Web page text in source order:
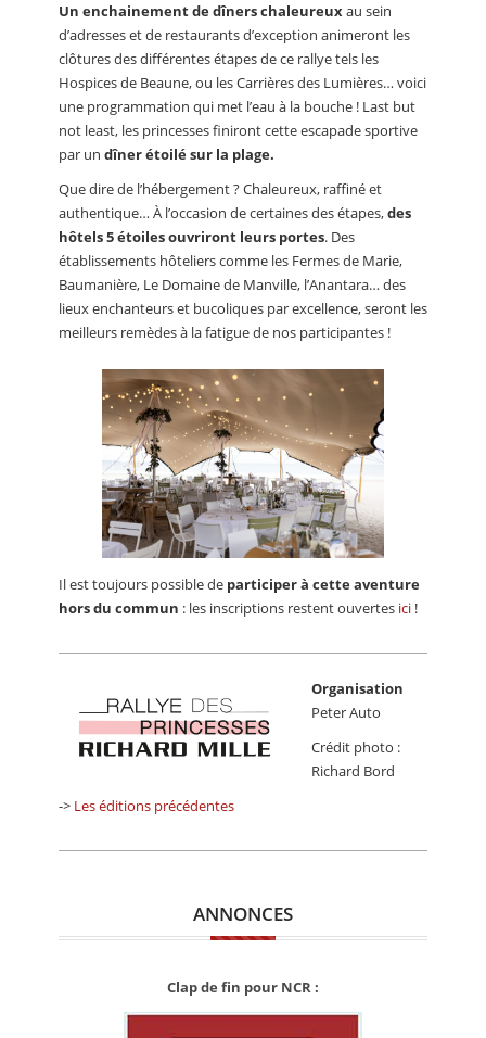
Un enchainement de dîners chaleureuxau sein
d’adresses et de restaurants d’exception animeront les
clôtures des différentes étapes de ce rallye tels les
Hospices de Beaune, ou les Carrières des Lumières… voici
une programmation qui met l’eau à la bouche ! Last but
not least, les princesses finiront cette escapade sportive
par un dîner étoilé sur la plage.
Que dire de l’hébergement ? Chaleureux, raffiné et
authentique… À l’occasion de certaines des étapes,des
hôtels 5 étoiles ouvriront leurs portes. Des
établissements hôteliers comme les Fermes de Marie,
Baumanière, Le Domaine de Manville, l’Anantara… des
lieux enchanteurs et bucoliques par excellence, seront les
meilleurs remèdes à la fatigue de nos participantes !
Il est toujours possible de participer à cette aventure
hors du commun : les inscriptions restent ouvertes ici !
Organisation
Peter Auto
Crédit photo :
Richard Bord
-> Les éditions précédentes
ANNONCES
Clap de fin pour NCR :